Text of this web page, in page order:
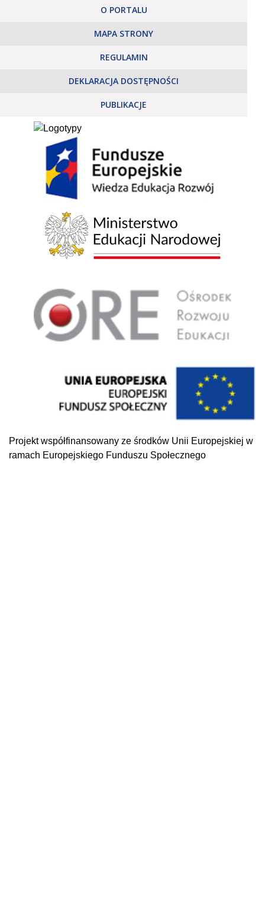
O PORTALU
MAPA STRONY
REGULAMIN
DEKLARACJA DOSTĘPNOŚCI
PUBLIKACJE
Projekt współfinansowany ze środków Unii Europejskiej w
ramach Europejskiego Funduszu Społecznego